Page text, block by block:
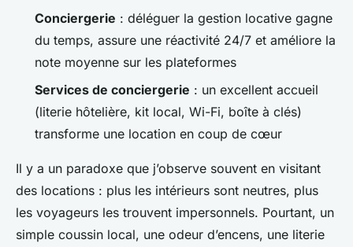
Conciergerie : déléguer la gestion locative gagne
du temps, assure une réactivité 24/7 et améliore la
note moyenne sur les plateformes
Services de conciergerie : un excellent accueil
(literie hôtelière, kit local, Wi-Fi, boîte à clés)
transforme une location en coup de cœur
Il y a un paradoxe que j’observe souvent en visitant
des locations : plus les intérieurs sont neutres, plus
les voyageurs les trouvent impersonnels. Pourtant, un
simple coussin local, une odeur d’encens, une literie